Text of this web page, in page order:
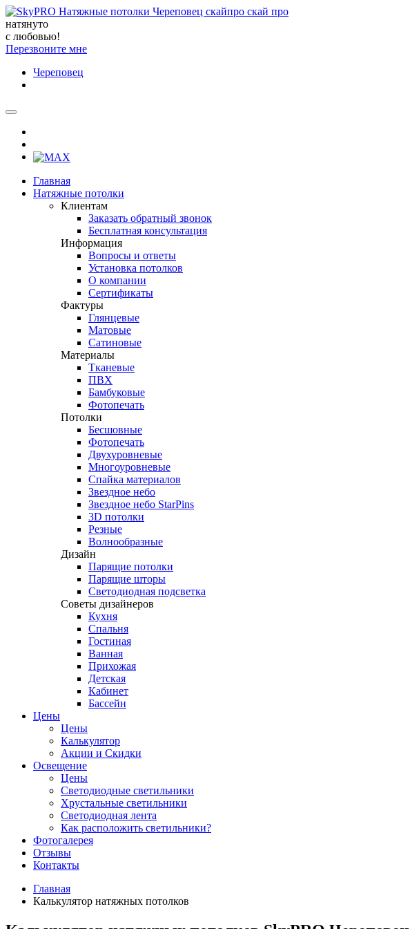
натянуто
с любовью!
Перезвоните мне
Череповец
Главная
Натяжные потолки
Клиентам
Заказать обратный звонок
Бесплатная консультация
Информация
Вопросы и ответы
Установка потолков
О компании
Сертификаты
Фактуры
Глянцевые
Матовые
Сатиновые
Материалы
Тканевые
ПВХ
Бамбуковые
Фотопечать
Потолки
Бесшовные
Фотопечать
Двухуровневые
Многоуровневые
Спайка материалов
Звездное небо
Звездное небо StarPins
3D потолки
Резные
Волнообразные
Дизайн
Парящие потолки
Парящие шторы
Светодиодная подсветка
Советы дизайнеров
Кухня
Спальня
Гостиная
Ванная
Прихожая
Детская
Кабинет
Бассейн
Цены
Цены
Калькулятор
Акции и Скидки
Освещение
Цены
Светодиодные светильники
Хрустальные светильники
Светодиодная лента
Как расположить светильники?
Фотогалерея
Отзывы
Контакты
Главная
Калькулятор натяжных потолков